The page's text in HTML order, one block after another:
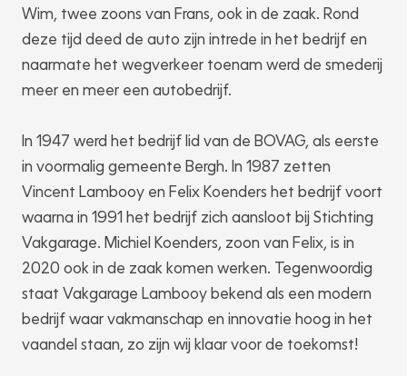
Wim, twee zoons van Frans, ook in de zaak. Rond
deze tijd deed de auto zijn intrede in het bedrijf en
naarmate het wegverkeer toenam werd de smederij
meer en meer een autobedrijf.
In 1947 werd het bedrijf lid van de BOVAG, als eerste
in voormalig gemeente Bergh. In 1987 zetten
Vincent Lambooy en Felix Koenders het bedrijf voort
waarna in 1991 het bedrijf zich aansloot bij Stichting
Vakgarage. Michiel Koenders, zoon van Felix, is in
2020 ook in de zaak komen werken. Tegenwoordig
staat Vakgarage Lambooy bekend als een modern
bedrijf waar vakmanschap en innovatie hoog in het
vaandel staan, zo zijn wij klaar voor de toekomst!